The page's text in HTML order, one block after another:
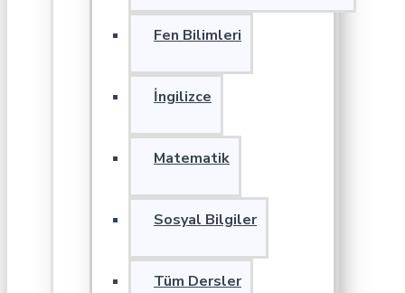
Fen Bilimleri
İngilizce
Matematik
Sosyal Bilgiler
Tüm Dersler